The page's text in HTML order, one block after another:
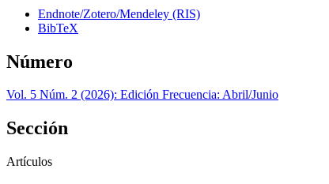
Endnote/Zotero/Mendeley (RIS)
BibTeX
Número
Vol. 5 Núm. 2 (2026): Edición Frecuencia: Abril/Junio
Sección
Artículos